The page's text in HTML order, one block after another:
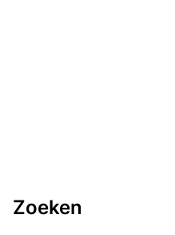
Zoeken